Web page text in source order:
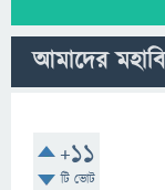
আমাদের
+11
টি ভোট